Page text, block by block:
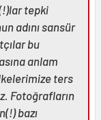
tepki
adını sansür
bu
anlam
ters
Fotoğrafların
bazı